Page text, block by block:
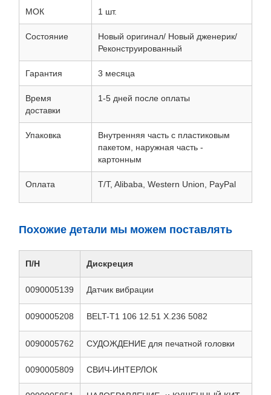
МОК 1 шт.
Состояние
Новый оригинал/ Новый дженерик/
Реконструированный
Гарантия 3 месяца
Время
доставки
1-5 дней после оплаты
Упаковка
Внутренняя часть с пластиковым
пакетом, наружная часть -
картонным
Оплата T/T, Alibaba, Western Union, PayPal
Похожие детали мы можем поставлять
П/Н Дискреция
0090005139 Датчик вибрации
0090005208 BELT-T1 106 12.51 X.236 5082
0090005762 СУДОЖДЕНИЕ для печатной головки
0090005809 СВИЧ-ИНТЕРЛОК